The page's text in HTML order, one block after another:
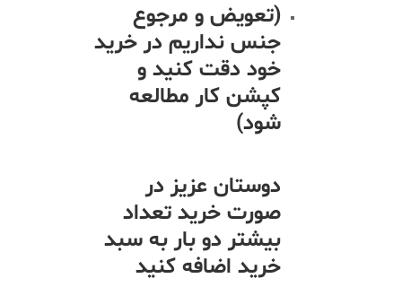
(تعویض و مرجوع
جنس نداریم در خرید
خود دقت کنید و
کپشن کار مطالعه
شود)
دوستان عزیز در
صورت خرید تعداد
بیشتر دو بار به سبد
خرید اضافه کنید